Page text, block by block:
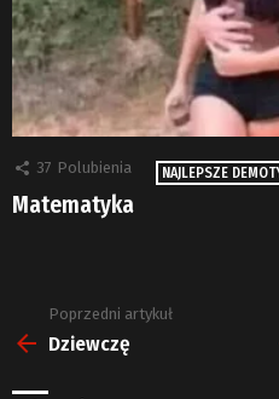
37 Polubienia NAJLEPSZE
Matematyka
Zobacz
więcej
Poprzedni artykuł
Dziewczę